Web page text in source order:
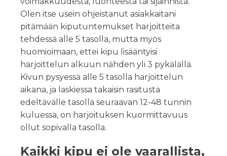
Olen itse usein ohjeistanut asiakkaitani
pitämään kiputuntemukset harjoitteita
tehdessä alle 5 tasolla, mutta myös
huomioimaan, ettei kipu lisääntyisi
harjoittelun alkuun nähden yli 3 pykälällä.
Kivun pysyessä alle 5 tasolla harjoittelun
aikana, ja laskiessa takaisin rasitusta
edeltävälle tasolla seuraavan 12-48 tunnin
kuluessa, on harjoituksen kuormittavuus
ollut sopivalla tasolla.
Kaikki kipu ei ole vaarallista,